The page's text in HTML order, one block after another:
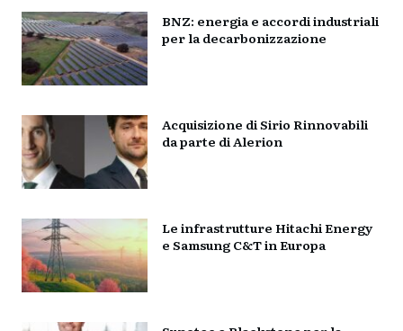
BNZ: energia e accordi industriali
per la decarbonizzazione
Acquisizione di Sirio Rinnovabili
da parte di Alerion
Le infrastrutture Hitachi Energy
e Samsung C&T in Europa